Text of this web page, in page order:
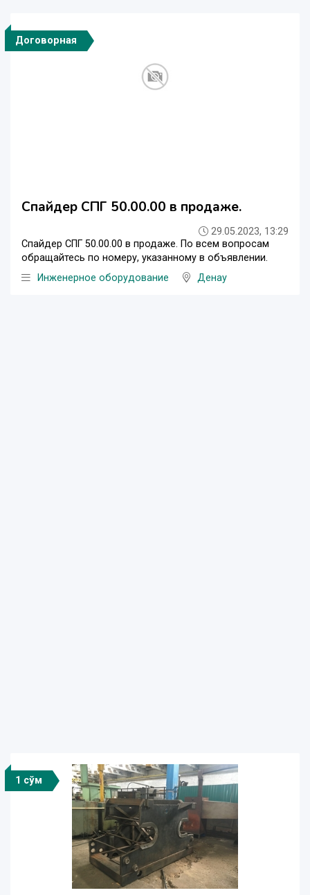
Договорная
Спайдер СПГ 50.00.00 в продаже.
29.05.2023, 13:29
Спайдер СПГ 50.00.00 в продаже. По всем вопросам
обращайтесь по номеру, указанному в объявлении.
Инженерное оборудование
Денау
1 сўм